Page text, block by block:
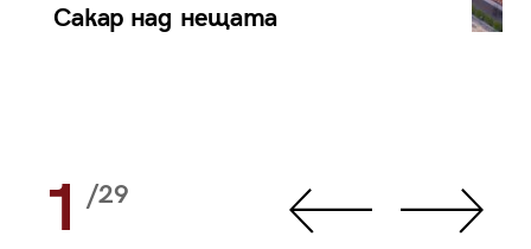
Сакар над нещата
1 /29